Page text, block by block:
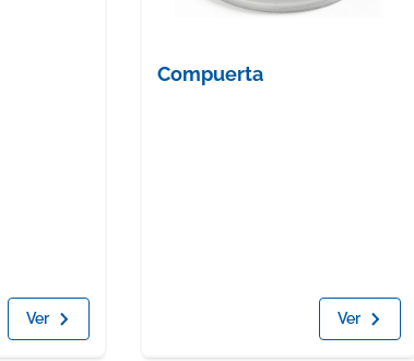
Ver
Compuerta
Ver